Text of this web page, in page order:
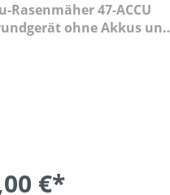
Rasenmäher 47-ACCU
ohne Akkus und
€*